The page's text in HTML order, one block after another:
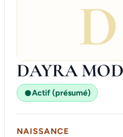
D
DAYRA
●Actif (présumé)
NAISSANCE